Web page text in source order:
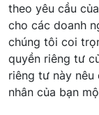
theo yêu cầu
cho các doanh
chúng tôi coi
quyền riêng tư
riêng tư này
nhân của bạn